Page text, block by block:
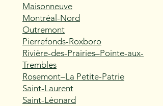
Maisonneuve
Montréal-Nord
Outremont
Pierrefonds-Roxboro
Rivière-des-Prairies–Pointe-aux-
Trembles
Rosemont–La Petite-Patrie
Saint-Laurent
Saint-Léonard